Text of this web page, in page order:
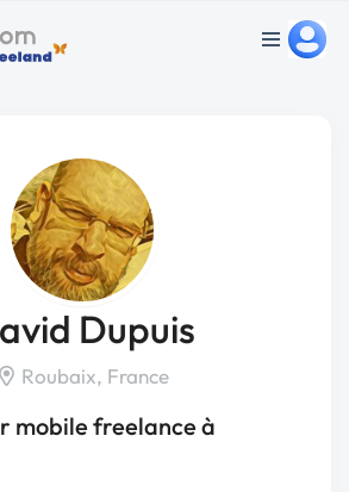
Dupuis
Roubaix, France
mobile freelance à